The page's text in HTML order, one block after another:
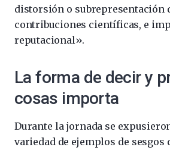
distorsión o subrepresentación
contribuciones científicas, e
reputacional».
La forma de decir y
cosas importa
Durante la jornada se
variedad de ejemplos de sesgos